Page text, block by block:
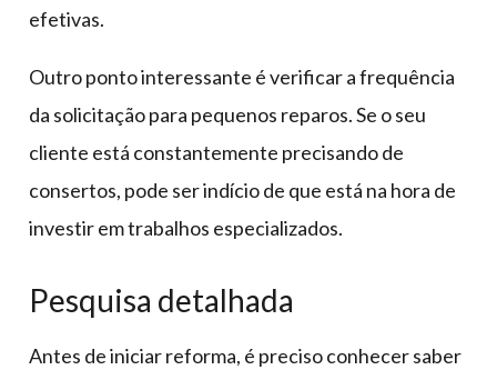
efetivas.
Outro ponto interessante é verificar a frequência
da solicitação para pequenos reparos. Se o seu
cliente está constantemente precisando de
consertos, pode ser indício de que está na hora de
investir em trabalhos especializados.
Pesquisa detalhada
Antes de iniciar reforma, é preciso conhecer saber